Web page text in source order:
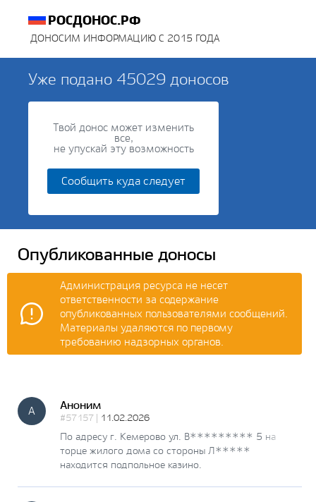
РОСДОНОС.РФ
ДОНОСИМ ИНФОРМАЦИЮ С 2015 ГОДА
Уже подано 45029 доносов
Твой донос может изменить
все,
не упускай эту возможность
Сообщить куда следует
Опубликованные доносы
Администрация ресурса не несет
ответственности за содержание
опубликованных пользователями сообщений.
Материалы удаляются по первому
требованию надзорных органов.
А Аноним
#57157 | 11.02.2026
По адресу г. Кемерово ул. В********* 5 на
торце жилого дома со стороны Л*****
находится подпольное казино.